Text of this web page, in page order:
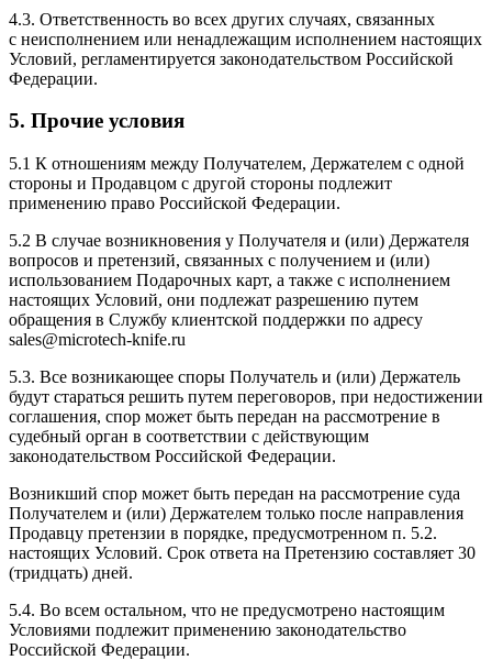
4.3. Ответственность во всех других случаях, связанных
с неисполнением или ненадлежащим исполнением настоящих
Условий, регламентируется законодательством Российской
Федерации.
5. Прочие условия
5.1 К отношениям между Получателем, Держателем с одной
стороны и Продавцом с другой стороны подлежит
применению право Российской Федерации.
5.2 В случае возникновения у Получателя и (или) Держателя
вопросов и претензий, связанных с получением и (или)
использованием Подарочных карт, а также с исполнением
настоящих Условий, они подлежат разрешению путем
обращения в Службу клиентской поддержки по адресу
sales@microtech-knife.ru
5.3. Все возникающее споры Получатель и (или) Держатель
будут стараться решить путем переговоров, при недостижении
соглашения, спор может быть передан на рассмотрение в
судебный орган в соответствии с действующим
законодательством Российской Федерации.
Возникший спор может быть передан на рассмотрение суда
Получателем и (или) Держателем только после направления
Продавцу претензии в порядке, предусмотренном п. 5.2.
настоящих Условий. Срок ответа на Претензию составляет 30
(тридцать) дней.
5.4. Во всем остальном, что не предусмотрено настоящим
Условиями подлежит применению законодательство
Российской Федерации.